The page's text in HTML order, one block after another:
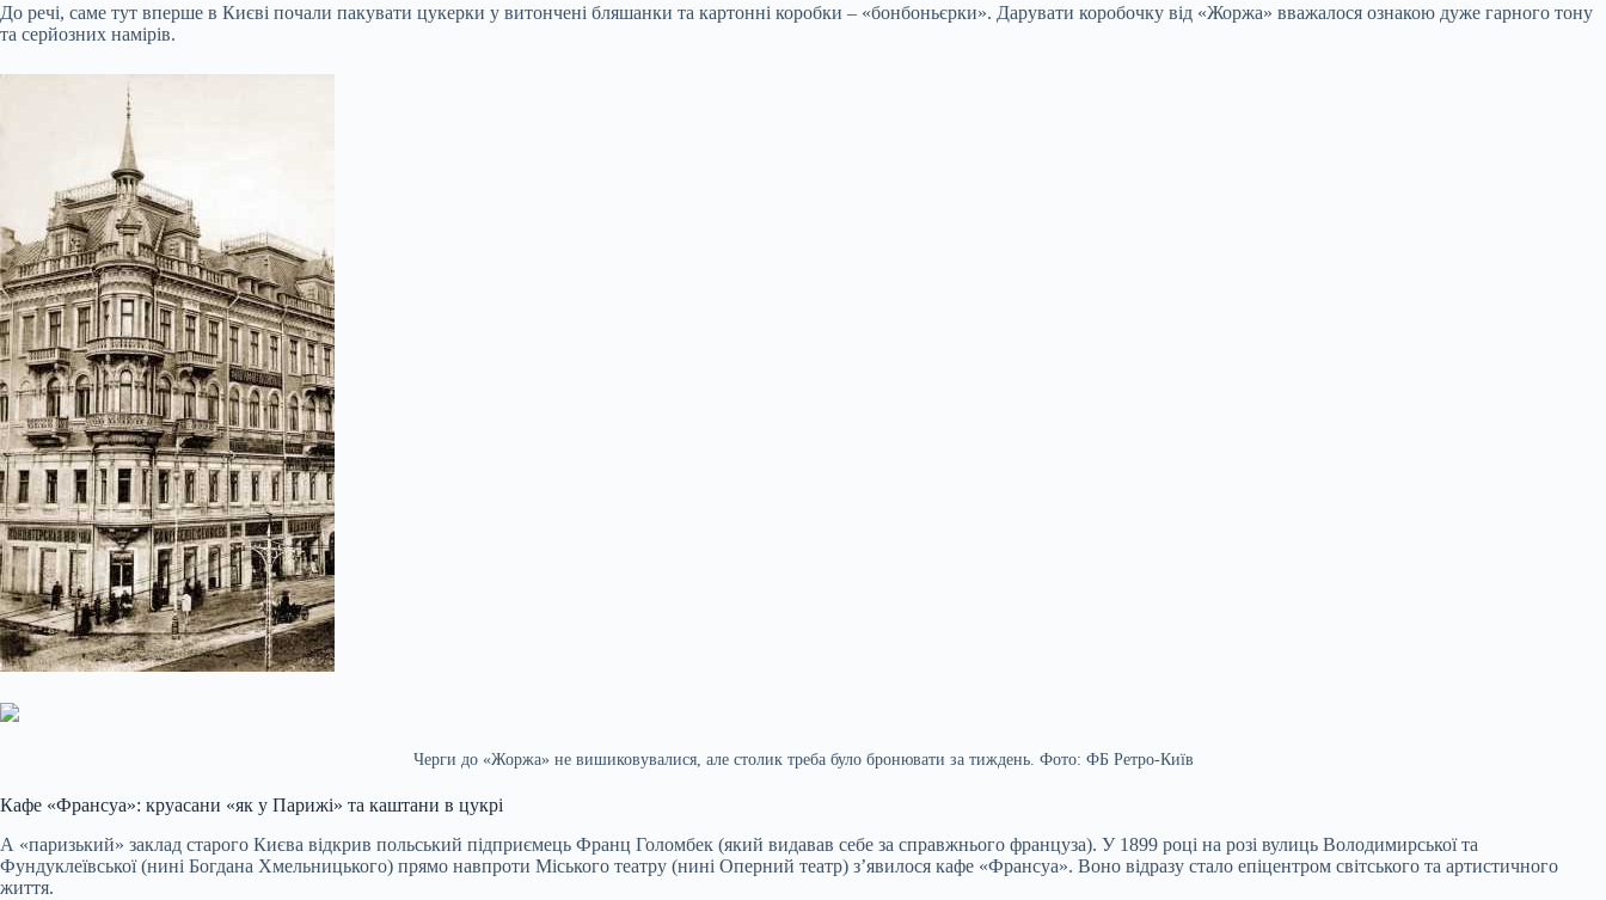
До речі, саме тут вперше в Києві почали пакувати цукерки у витончені бляшанки та картонні коробки – «бонбоньєрки». Дарувати коробочку від «Жоржа» вважалося ознакою дуже гарного тону
та серйозних намірів.
Черги до «Жоржа» не вишиковувалися, але столик треба було бронювати за тиждень. Фото: ФБ Ретро-Київ
Кафе «Франсуа»: круасани «як у Парижі» та каштани в цукрі
А «паризький» заклад старого Києва відкрив польський підприємець Франц Голомбек (який видавав себе за справжнього француза). У 1899 році на розі вулиць Володимирської та
Фундуклеївської (нині Богдана Хмельницького) прямо навпроти Міського театру (нині Оперний театр) з’явилося кафе «Франсуа». Воно відразу стало епіцентром світського та артистичного
життя.